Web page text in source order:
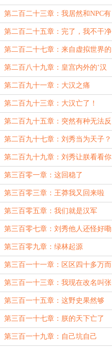
大新
第二百二十三章：我居然和NPC有
孩子了
第二百二十五章：完了，我不干净
了
第二百二十七章：来自虚拟世界的
传销大师
第二百八十九章：皇宫内外的‘汉
贼’与‘叛贼’
第二百九十一章：大汉之痛
第二百九十三章：大汉亡了！
第二百九十五章：突然有种无法反
驳的羡慕感
第二百九十七章：刘秀当为天子？
第二百九十九章：刘秀让朕看看你
有多秀
第三百零一章：这回稳了
第三百零三章：王莽我又回来啦
第三百零五章：我们就是汉军
第三百零七章：刘秀他人还怪好嘞
第三百零九章：绿林起源
第三百一十一章：区区四十多万而
已，稳
第三百一十三章：我现在改名叫张
秀来得及吗？
第三百一十五章：这野史果然够
野！
第三百一十七章：朕的天下亡了
第三百一十九章：自己坑自己